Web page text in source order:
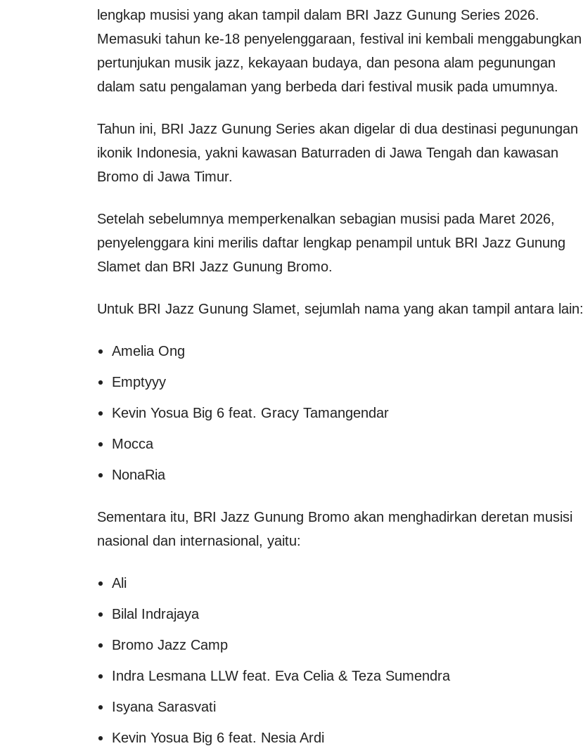
lengkap musisi yang akan tampil dalam BRI Jazz Gunung Series 2026.
Memasuki tahun ke-18 penyelenggaraan, festival ini kembali menggabungkan
pertunjukan musik jazz, kekayaan budaya, dan pesona alam pegunungan
dalam satu pengalaman yang berbeda dari festival musik pada umumnya.
Tahun ini, BRI Jazz Gunung Series akan digelar di dua destinasi pegunungan
ikonik Indonesia, yakni kawasan Baturraden di Jawa Tengah dan kawasan
Bromo di Jawa Timur.
Setelah sebelumnya memperkenalkan sebagian musisi pada Maret 2026,
penyelenggara kini merilis daftar lengkap penampil untuk BRI Jazz Gunung
Slamet dan BRI Jazz Gunung Bromo.
Untuk BRI Jazz Gunung Slamet, sejumlah nama yang akan tampil antara lain:
Amelia Ong
Emptyyy
Kevin Yosua Big 6 feat. Gracy Tamangendar
Mocca
NonaRia
Sementara itu, BRI Jazz Gunung Bromo akan menghadirkan deretan musisi
nasional dan internasional, yaitu:
Ali
Bilal Indrajaya
Bromo Jazz Camp
Indra Lesmana LLW feat. Eva Celia & Teza Sumendra
Isyana Sarasvati
Kevin Yosua Big 6 feat. Nesia Ardi